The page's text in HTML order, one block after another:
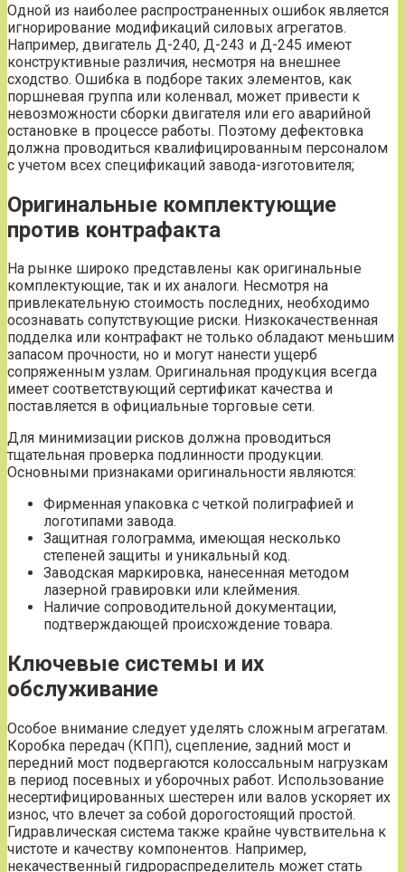
Одной из наиболее распространенных ошибок является
игнорирование модификаций силовых агрегатов.
Например, двигатель Д-240, Д-243 и Д-245 имеют
конструктивные различия, несмотря на внешнее
сходство. Ошибка в подборе таких элементов, как
поршневая группа или коленвал, может привести к
невозможности сборки двигателя или его аварийной
остановке в процессе работы. Поэтому дефектовка
должна проводиться квалифицированным персоналом
с учетом всех спецификаций завода-изготовителя;
Оригинальные комплектующие
против контрафакта
На рынке широко представлены как оригинальные
комплектующие, так и их аналоги. Несмотря на
привлекательную стоимость последних, необходимо
осознавать сопутствующие риски. Низкокачественная
подделка или контрафакт не только обладают меньшим
запасом прочности, но и могут нанести ущерб
сопряженным узлам. Оригинальная продукция всегда
имеет соответствующий сертификат качества и
поставляется в официальные торговые сети.
Для минимизации рисков должна проводиться
тщательная проверка подлинности продукции.
Основными признаками оригинальности являются:
Фирменная упаковка с четкой полиграфией и
логотипами завода.
Защитная голограмма, имеющая несколько
степеней защиты и уникальный код.
Заводская маркировка, нанесенная методом
лазерной гравировки или клеймения.
Наличие сопроводительной документации,
подтверждающей происхождение товара.
Ключевые системы и их
обслуживание
Особое внимание следует уделять сложным агрегатам.
Коробка передач (КПП), сцепление, задний мост и
передний мост подвергаются колоссальным нагрузкам
в период посевных и уборочных работ. Использование
несертифицированных шестерен или валов ускоряет их
износ, что влечет за собой дорогостоящий простой.
Гидравлическая система также крайне чувствительна к
чистоте и качеству компонентов. Например,
некачественный гидрораспределитель может стать